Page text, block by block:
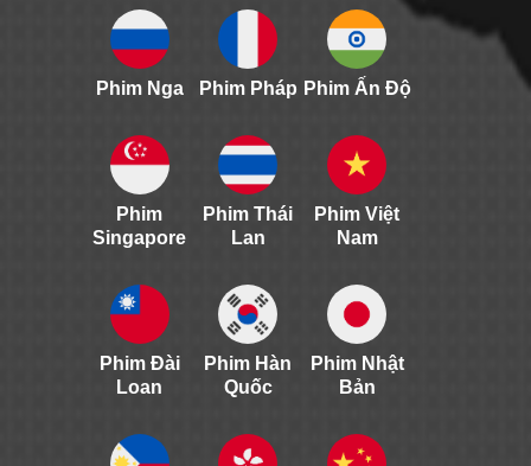
Phim Nga Phim Pháp Phim Ấn Độ
Phim
Singapore
Phim Thái
Lan
Phim Việt
Nam
Phim Đài
Loan
Phim Hàn
Quốc
Phim Nhật
Bản